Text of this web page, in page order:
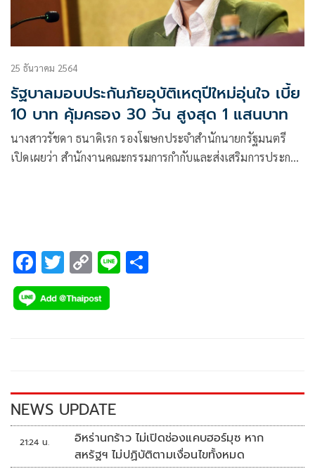
25 ธันวาคม 2564
รัฐบาลมอบประกันภัยอุบัติเหตุปีใหม่อุ่นใจ เบี้ย
10 บาท คุ้มครอง 30 วัน สูงสุด 1 แสนบาท
นางสาวรัชดา ธนาดิเรก รองโฆษกประจำสำนักนายกรัฐมนตรี
เปิดเผยว่า สำนักงานคณะกรรมการกำกับและส่งเสริมการประกอบ
F
ac
e
k
T
wi
tt
C
o
p
k
Li
NEWS UPDATE
21:24 น.
อิหร่านกร้าว ไม่เปิดช่องแคบฮอร์มุซ หาก
สหรัฐฯ ไม่ปฏิบัติตามเงื่อนไขทั้งหมด